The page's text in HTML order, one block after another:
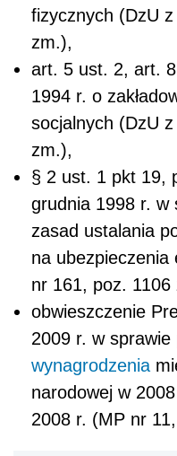
fizycznych (DzU
zm.),
art. 5 ust. 2, art.
1994 r. o
socjalnych (DzU
zm.),
§ 2 ust. 1 pkt 19,
grudnia 1998 r. w
zasad ustalania
na ubezpieczenia
nr 161, poz. 1106
obwieszczenie
2009 r. w
wynagrodzenia
narodowej w
2008 r. (MP nr